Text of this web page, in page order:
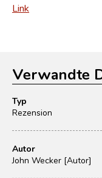
Link
Verwandte
Typ
Rezension
Autor
John Wecker [Autor]